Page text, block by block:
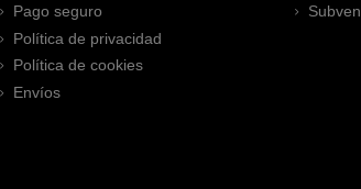
Pago seguro
Política de privacidad
Política de cookies
Envíos